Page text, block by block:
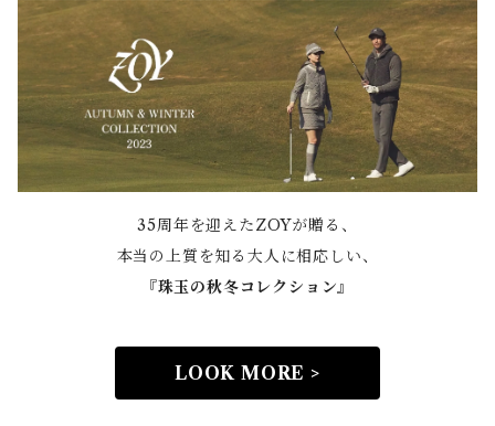
35周年を迎えたZOYが贈る、
本当の上質を知る大人に相応しい、
『珠玉の秋冬コレクション』
LOOK MORE >